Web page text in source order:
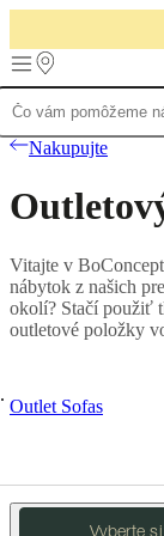
ProduktySedačky
Stoly
priestory
Postele
kolekcie Kolekcie
stoličiek KresláBeds
collectionsÚložné
zbierkyKolekcie
a
+
Helena
Nakupujte
Vitajte v
nábytok z našich
okolí? Stačí použiť
outletové položky
Outlet Sofas
Vyberte